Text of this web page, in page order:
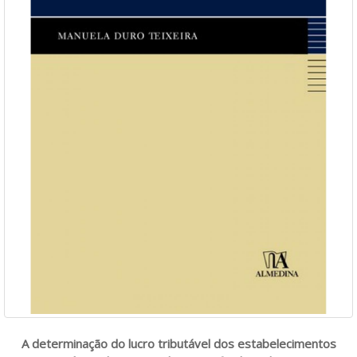
A determinação do lucro tributável dos estabelecimentos